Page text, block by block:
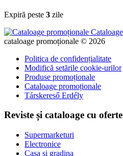
Expiră peste 3 zile
cataloage promoționale © 2026
Politica de confidențialitate
Modifică setările cookie-urilor
Produse promoționale
Cataloage promoționale
Társkereső Erdély
Reviste și cataloage cu oferte
Supermarketuri
Electronice
Casa si gradina